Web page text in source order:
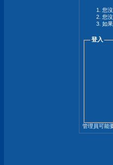
您
您
如
登入
管理員可能